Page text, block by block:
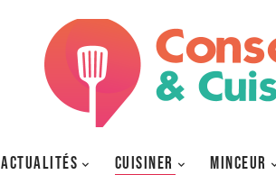
ACTUALITÉS CUISINER MINCEUR